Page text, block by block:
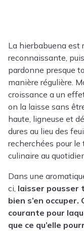
La hierbabuena est
reconnaissante,
pardonne presque
manière régulière.
croissance a un
on la laisse sans
haute, ligneuse et
dures au lieu des
recherchées pour le
culinaire au
Dans une
ci, laisser pousser
bien s’en
courante pour
que ce qu’elle